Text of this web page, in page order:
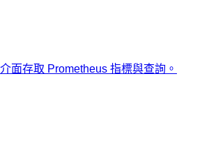
面存取 Prometheus 指標與查詢。